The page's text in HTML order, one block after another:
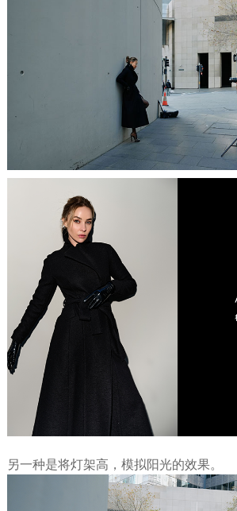
另一种是将灯架高，模拟阳光的效果。